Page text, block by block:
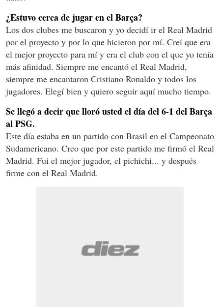
¿Estuvo cerca de jugar en el Barça?
Los dos clubes me buscaron y yo decidí ir el Real Madrid
por el proyecto y por lo que hicieron por mí. Creí que era
el mejor proyecto para mí y era el club con el que yo tenía
más afinidad. Siempre me encantó el Real Madrid,
siempre me encantaron Cristiano Ronaldo y todos los
jugadores. Elegí bien y quiero seguir aquí mucho tiempo.
Se llegó a decir que lloró usted el día del 6-1 del Barça
al PSG.
Este día estaba en un partido con Brasil en el Campeonato
Sudamericano. Creo que por este partido me firmó el Real
Madrid. Fui el mejor jugador, el pichichi... y después
firme con el Real Madrid.